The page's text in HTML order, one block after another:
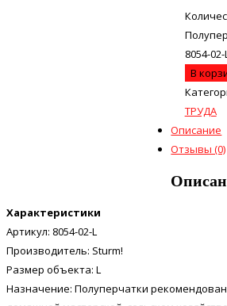
8054-02-
В
ТРУДА
Описание
Отзывы (0)
Характеристики
Артикул: 8054-02-L
Производитель: Sturm!
Размер объекта: L
Назначение: Полуперчатки